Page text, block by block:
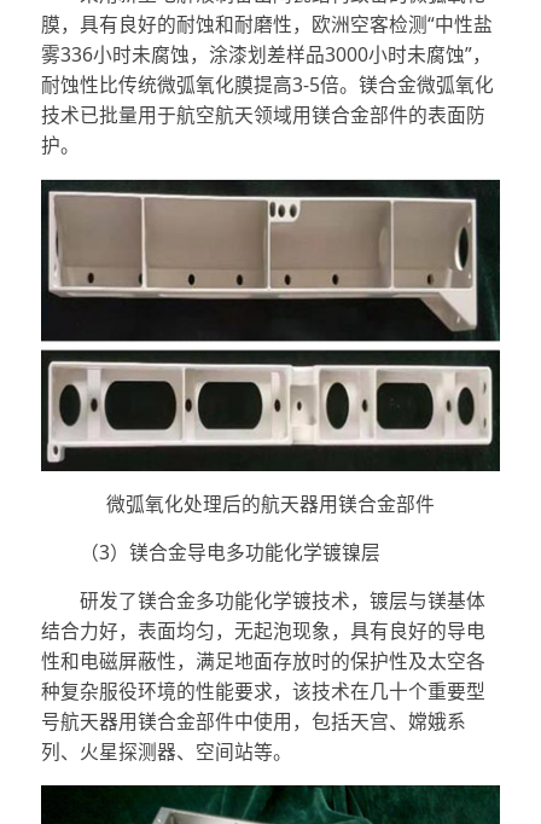
膜，具有良好的耐蚀和耐磨性，欧洲空客检测“中性盐
雾336小时未腐蚀，涂漆划差样品3000小时未腐蚀”，
耐蚀性比传统微弧氧化膜提高3-5倍。镁合金微弧氧化
技术已批量用于航空航天领域用镁合金部件的表面防
护。
微弧氧化处理后的航天器用镁合金部件
（3）镁合金导电多功能化学镀镍层
研发了镁合金多功能化学镀技术，镀层与镁基体
结合力好，表面均匀，无起泡现象，具有良好的导电
性和电磁屏蔽性，满足地面存放时的保护性及太空各
种复杂服役环境的性能要求，该技术在几十个重要型
号航天器用镁合金部件中使用，包括天宫、嫦娥系
列、火星探测器、空间站等。